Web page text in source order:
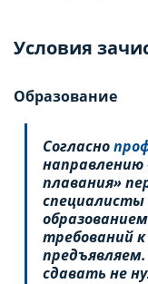
Условия
Образование
Согласно
направлению
плавания»
специалисты
требований
сдавать не